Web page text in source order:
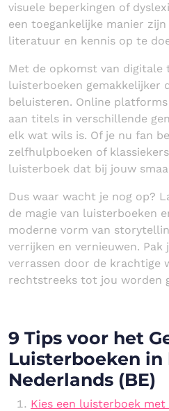
visuele beperkingen of
een toegankelijke manier
literatuur en kennis op te
Met de opkomst van digitale
luisterboeken gemakkelijker
beluisteren. Online
aan titels in verschillende
elk wat wils is. Of je nu fan
zelfhulpboeken of
luisterboek dat bij jouw
Dus waar wacht je nog op?
de magie van luisterboeken
moderne vorm van
verrijken en vernieuwen.
verrassen door de krachtige
rechtstreeks tot jou worden
9 Tips voor het
Luisterboeken in
Nederlands (BE)
Kies een luisterboek